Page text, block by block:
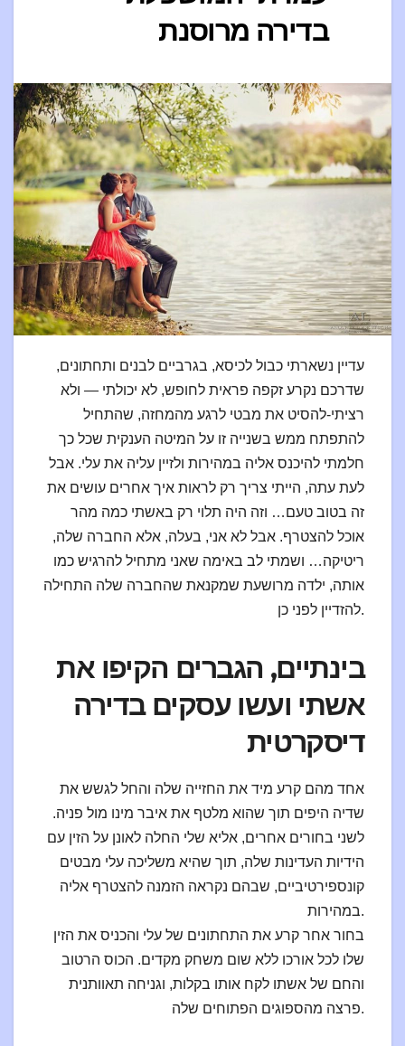
בדירה מרוסנת
עדיין נשארתי כבול לכיסא, בגרביים לבנים ותחתונים,
שדרכם נקרע זקפה פראית לחופש, לא יכולתי — ולא
רציתי-להסיט את מבטי לרגע מהמחזה, שהתחיל
להתפתח ממש בשנייה זו על המיטה הענקית שכל כך
חלמתי להיכנס אליה במהירות ולזיין עליה את עלי. אבל
לעת עתה, הייתי צריך רק לראות איך אחרים עושים את
זה בטוב טעם… וזה היה תלוי רק באשתי כמה מהר
אוכל להצטרף. אבל לא אני, בעלה, אלא החברה שלה,
ריטיקה… ושמתי לב באימה שאני מתחיל להרגיש כמו
אותה, ילדה מרושעת שמקנאת שהחברה שלה התחילה
להזדיין לפני כן.
בינתיים, הגברים הקיפו את
אשתי ועשו עסקים בדירה
דיסקרטית
אחד מהם קרע מיד את החזייה שלה והחל לגשש את
שדיה היפים תוך שהוא מלטף את איבר מינו מול פניה.
לשני בחורים אחרים, אליא שלי החלה לאונן על הזין עם
הידיות העדינות שלה, תוך שהיא משליכה עלי מבטים
קונספירטיביים, שבהם נקראה הזמנה להצטרף אליה
במהירות.
בחור אחר קרע את התחתונים של עלי והכניס את הזין
שלו לכל אורכו ללא שום משחק מקדים. הכוס הרטוב
והחם של אשתו לקח אותו בקלות, וגניחה תאוותנית
פרצה מהספוגים הפתוחים שלה.